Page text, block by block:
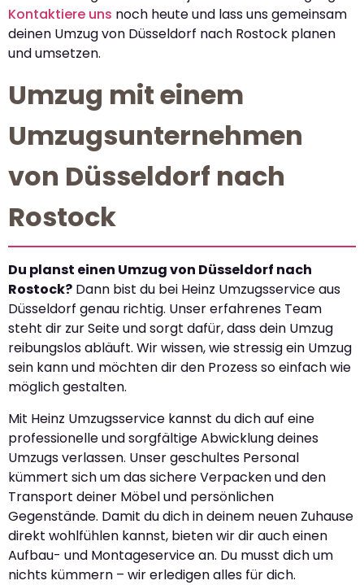
Kontaktiere uns noch heute und lass uns gemeinsam
deinen Umzug von Düsseldorf nach Rostock planen
und umsetzen.
Umzug mit einem
Umzugsunternehmen
von Düsseldorf nach
Rostock
Du planst einen Umzug von Düsseldorf nach
Rostock? Dann bist du bei Heinz Umzugsservice aus
Düsseldorf genau richtig. Unser erfahrenes Team
steht dir zur Seite und sorgt dafür, dass dein Umzug
reibungslos abläuft. Wir wissen, wie stressig ein Umzug
sein kann und möchten dir den Prozess so einfach wie
möglich gestalten.
Mit Heinz Umzugsservice kannst du dich auf eine
professionelle und sorgfältige Abwicklung deines
Umzugs verlassen. Unser geschultes Personal
kümmert sich um das sichere Verpacken und den
Transport deiner Möbel und persönlichen
Gegenstände. Damit du dich in deinem neuen Zuhause
direkt wohlfühlen kannst, bieten wir dir auch einen
Aufbau- und Montageservice an. Du musst dich um
nichts kümmern – wir erledigen alles für dich.